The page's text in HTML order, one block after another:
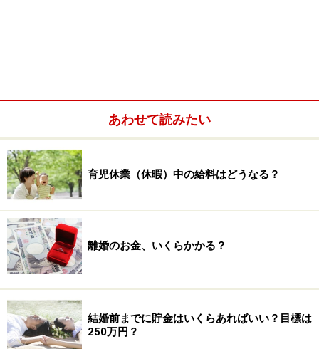
が差し引かれて戻ってきます。 「敷金」は家賃の2カ月
分というところが平均的です。
この敷金は、退去時にトラブルになることが多くありま
す。必要な修繕が、借りた人がするべきものなのか？
が明確にできないからです。入居前に部屋の状況をチェ
ックしておいたほうがいいですね。
あわせて読みたい
育児休業（休暇）中の給料はどうなる？
離婚のお金、いくらかかる？
結婚前までに貯金はいくらあればいい？目標は
250万円？